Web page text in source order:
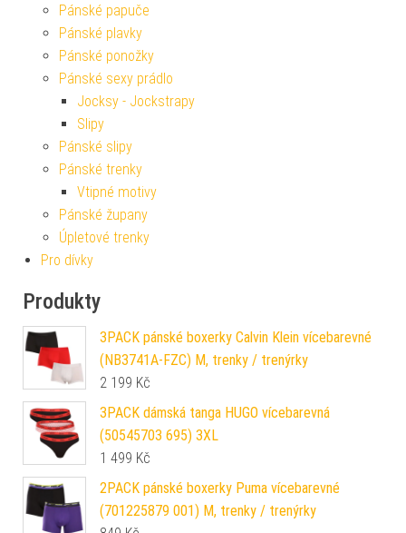
Pánské papuče
Pánské plavky
Pánské ponožky
Pánské sexy prádlo
Jocksy - Jockstrapy
Slipy
Pánské slipy
Pánské trenky
Vtipné motivy
Pánské župany
Úpletové trenky
Pro dívky
Produkty
3PACK pánské boxerky Calvin Klein vícebarevné
(NB3741A-FZC) M, trenky / trenýrky
2 199 Kč
3PACK dámská tanga HUGO vícebarevná
(50545703 695) 3XL
1 499 Kč
2PACK pánské boxerky Puma vícebarevné
(701225879 001) M, trenky / trenýrky